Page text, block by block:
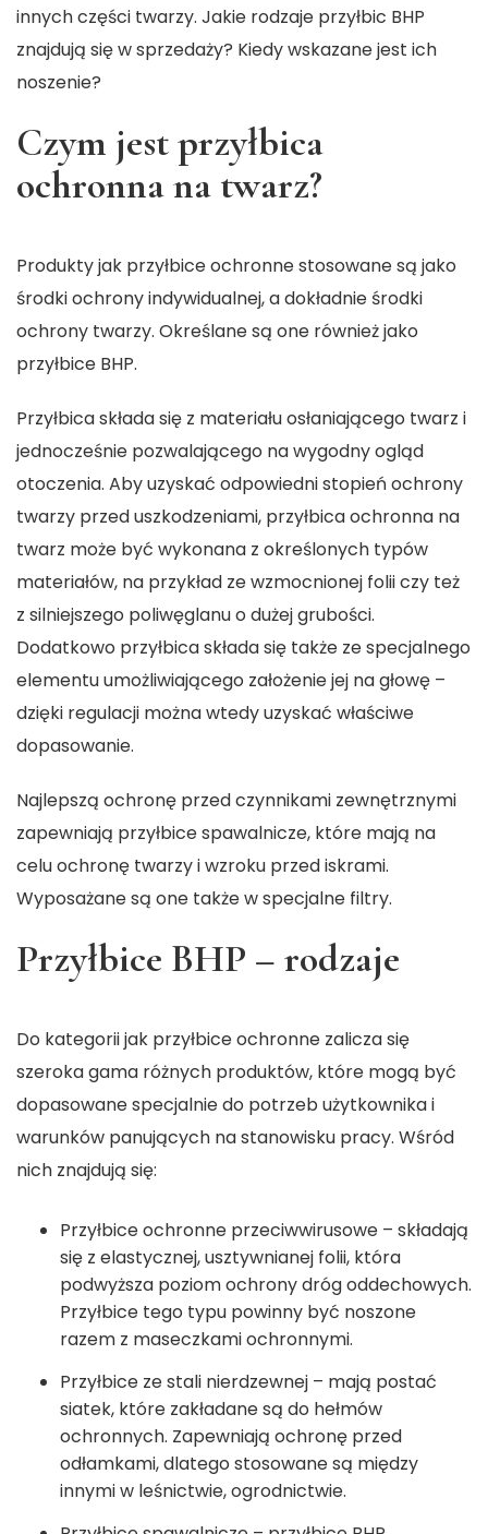
innych części twarzy. Jakie rodzaje przyłbic BHP
znajdują się w sprzedaży? Kiedy wskazane jest ich
noszenie?
Czym jest przyłbica
ochronna na twarz?
Produkty jak przyłbice ochronne stosowane są jako
środki ochrony indywidualnej, a dokładnie środki
ochrony twarzy. Określane są one również jako
przyłbice BHP.
Przyłbica składa się z materiału osłaniającego twarz i
jednocześnie pozwalającego na wygodny ogląd
otoczenia. Aby uzyskać odpowiedni stopień ochrony
twarzy przed uszkodzeniami, przyłbica ochronna na
twarz może być wykonana z określonych typów
materiałów, na przykład ze wzmocnionej folii czy też
z silniejszego poliwęglanu o dużej grubości.
Dodatkowo przyłbica składa się także ze specjalnego
elementu umożliwiającego założenie jej na głowę –
dzięki regulacji można wtedy uzyskać właściwe
dopasowanie.
Najlepszą ochronę przed czynnikami zewnętrznymi
zapewniają przyłbice spawalnicze, które mają na
celu ochronę twarzy i wzroku przed iskrami.
Wyposażane są one także w specjalne filtry.
Przyłbice BHP – rodzaje
Do kategorii jak przyłbice ochronne zalicza się
szeroka gama różnych produktów, które mogą być
dopasowane specjalnie do potrzeb użytkownika i
warunków panujących na stanowisku pracy. Wśród
nich znajdują się:
Przyłbice ochronne przeciwwirusowe – składają
się z elastycznej, usztywnianej folii, która
podwyższa poziom ochrony dróg oddechowych.
Przyłbice tego typu powinny być noszone
razem z maseczkami ochronnymi.
Przyłbice ze stali nierdzewnej – mają postać
siatek, które zakładane są do hełmów
ochronnych. Zapewniają ochronę przed
odłamkami, dlatego stosowane są między
innymi w leśnictwie, ogrodnictwie.